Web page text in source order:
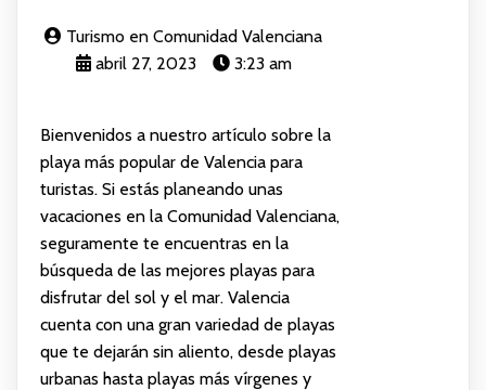
Turismo en Comunidad Valenciana
abril 27, 2023
3:23 am
Bienvenidos a nuestro artículo sobre la
playa más popular de Valencia para
turistas. Si estás planeando unas
vacaciones en la Comunidad Valenciana,
seguramente te encuentras en la
búsqueda de las mejores playas para
disfrutar del sol y el mar. Valencia
cuenta con una gran variedad de playas
que te dejarán sin aliento, desde playas
urbanas hasta playas más vírgenes y